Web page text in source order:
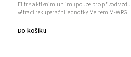
Do košíku
Filtr s aktivním uhlím (pouze pro přívod
větrací rekuperační jednotky Meltem M-WRG.